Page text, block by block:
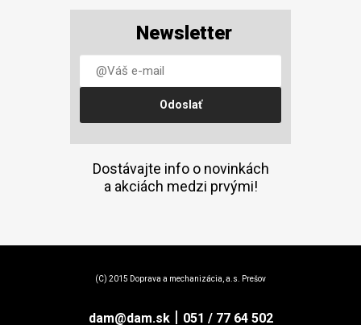
Newsletter
Dostávajte info o novinkách
a akciách medzi prvými!
(C) 2015 Doprava a mechanizácia, a.s. Prešov
dam@dam.sk| 051 / 77 64 502